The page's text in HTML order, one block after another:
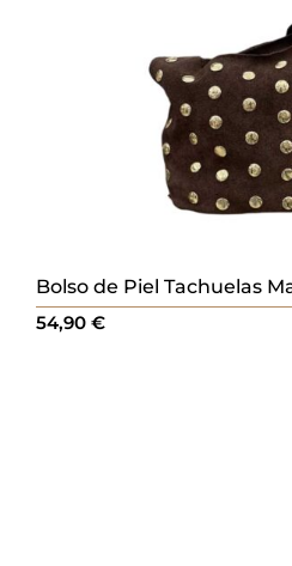
Bolso de Piel Tachuelas
54,90€